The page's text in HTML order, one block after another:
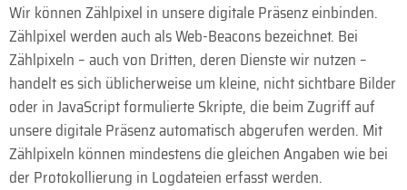
Wir können Zählpixel in unsere digitale Präsenz einbinden.
Zählpixel werden auch als Web-Beacons bezeichnet. Bei
Zählpixeln – auch von Dritten, deren Dienste wir nutzen –
handelt es sich üblicher­weise um kleine, nicht sicht­bare Bilder
oder in JavaScript formulierte Skripte, die beim Zugriff auf
unsere digitale Präsenz automatisch abgerufen werden. Mit
Zähl­pixeln können mindestens die gleichen Angaben wie bei
der Protokollierung in Log­dateien erfasst werden.